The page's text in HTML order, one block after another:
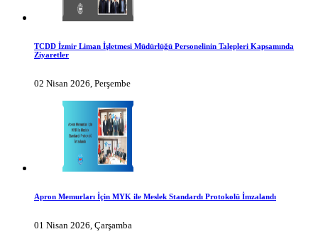
TCDD İzmir Liman İşletmesi Müdürlüğü Personelinin Talepleri Kapsamında
Ziyaretler
02 Nisan 2026, Perşembe
Apron Memurları İçin MYK ile Meslek Standardı Protokolü İmzalandı
01 Nisan 2026, Çarşamba